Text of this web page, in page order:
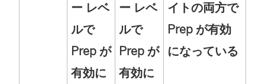
ー レベ
ルで
Prep が
有効に
ー レベ
ルで
Prep が
有効に
イトの両方で
Prep が有効
になっている